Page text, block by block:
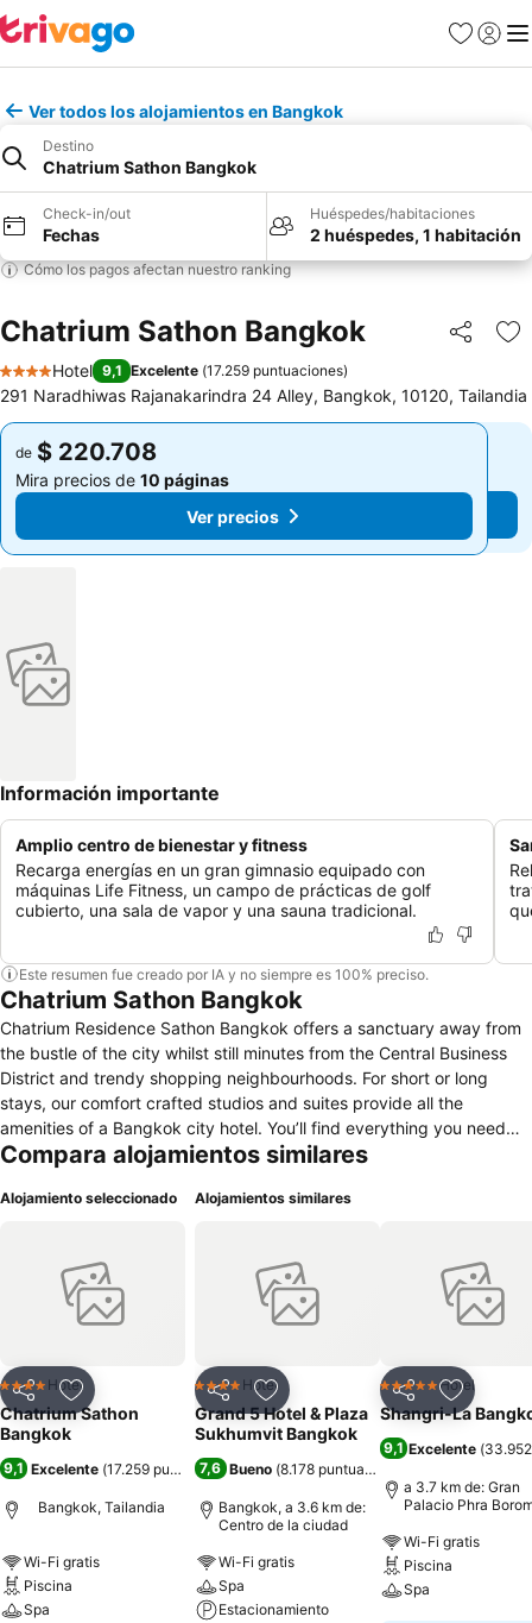
Favoritos
Iniciar
Ver todos los alojamientos en Bangkok
Destino
Chatrium Sathon Bangkok
Check-in/out
Fechas
Huéspedes/habitaciones
2 huéspedes, 1 habitación
Cómo los pagos afectan nuestro ranking
Chatrium Sathon Bangkok Compartir
4 Estrellas
Hotel 9,1 Excelente (17.259 puntuaciones)
291 Naradhiwas Rajanakarindra 24 Alley, Bangkok, 10120, Tailandia
de $ 220.708
Mira precios de 10 páginas
Ver precios
de $ 220.708
Mira precios de 10 páginas
Ver precios
Información importante
Amplio centro de bienestar y fitness
Recarga energías en un gran gimnasio equipado con
máquinas Life Fitness, un campo de prácticas de golf
cubierto, una sala de vapor y una sauna tradicional.
Este resumen fue creado por IA y no siempre es 100% preciso.
Chatrium Sathon Bangkok
Chatrium Residence Sathon Bangkok offers a sanctuary away from
the bustle of the city whilst still minutes from the Central Business
District and trendy shopping neighbourhoods. For short or long
stays, our comfort crafted studios and suites provide all the
amenities of a Bangkok city hotel. You’ll find everything you need
from three dining restaurants & bars, a minimart, self-serve
Green Leaf Spa offers sensorial escapes. Hold private meetings in
Access to the city is both easy and convenient. The new BRT
express bus line is just a short walk away that connects you with
both the BTS Skytrain and MRT subway systems. We also have our
shopping hubs of Bangkok.
Compara alojamientos similares
Alojamiento seleccionado
CompartirAgregar a favoritos
4 EstrellasHotel
Chatrium Sathon
Bangkok
9,1 Excelente (17.259 puntuaciones)
Bangkok, Tailandia
Wi-Fi gratis
Piscina
Spa
Alojamientos similares
CompartirAgregar a favoritos
4 EstrellasHotel
Grand 5 Hotel & Plaza
Sukhumvit Bangkok
7,6 Bueno (8.178 puntuaciones
Bangkok, a 3.6 km de:
Centro de la ciudad
Wi-Fi gratis
Spa
Estacionamiento
CompartirAgregar
5 EstrellasHotel
Shangri-La
9,1 Excelente (
a 3.7 km de: Gran
Palacio Phra
Wi-Fi gratis
Piscina
Spa